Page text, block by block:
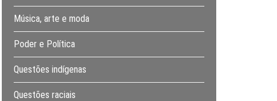
Música, arte e moda
Poder e Política
Questões indígenas
Questões raciais